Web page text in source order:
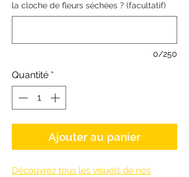
la cloche de fleurs séchées ? (facultatif)
0/250
Quantité *
Ajouter au panier
Découvrez tous les visuels de nos